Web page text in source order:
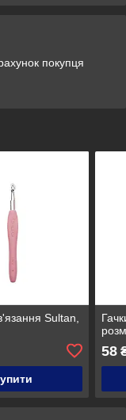
покупця
Sultan,
58